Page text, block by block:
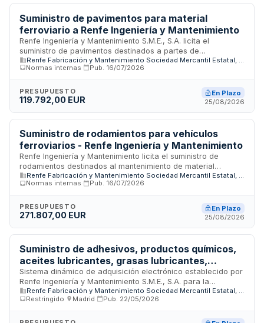
de almacenamiento y mantenimiento del material rodante
ferroviario.
Suministro de pavimentos para material
ferroviario a Renfe Ingeniería y Mantenimiento
Renfe Ingeniería y Mantenimiento S.M.E., S.A. licita el
suministro de pavimentos destinados a partes de
locomotoras y material móvil ferroviario. Se estructura en
tres lotes con procedimiento abierto y tramitación
necesidades de la empresa desde los proveedores
adjudicatarios a los puntos de entrega especificados. Se
permite la presentación de variantes técnicas equivalentes.
Renfe Fabricación y Mantenimiento Sociedad Mercantil Estatal, S.A.
Normas internas
Pub. 16/07/2026
PRESUPUESTO
119.792,00 EUR
En Plazo
25/08/2026
Suministro de rodamientos para vehículos
ferroviarios - Renfe Ingeniería y Mantenimiento
Renfe Ingeniería y Mantenimiento licita el suministro de
rodamientos destinados al mantenimiento de material
rodante ferroviario. Se contemplan ocho matrículas
diferentes de rodamientos a suministrar conforme a las
empresa. El procedimiento es abierto, con tramitación
electrónica, permitiendo ofertas por una o varias matrículas.
Las entregas se realizarán directamente a los puntos de
entrega indicados según los requerimientos de la compañía.
Renfe Fabricación y Mantenimiento Sociedad Mercantil Estatal, S.A.
Normas internas
Pub. 16/07/2026
PRESUPUESTO
271.807,00 EUR
En Plazo
25/08/2026
Suministro de adhesivos, productos químicos,
aceites lubricantes, grasas lubricantes,
elementos hidráulicos y filtros para Renfe
Ingeniería y Mantenimiento
Sistema dinámico de adquisición electrónico establecido por
Renfe Ingeniería y Mantenimiento S.M.E., S.A. para la
contratación de suministros de materiales industriales
destinados al mantenimiento ferroviario. La licitación abarca
Renfe Fabricación y Mantenimiento Sociedad Mercantil Estatal, S.A.
Restringido
Madrid Pub. 22/05/2026